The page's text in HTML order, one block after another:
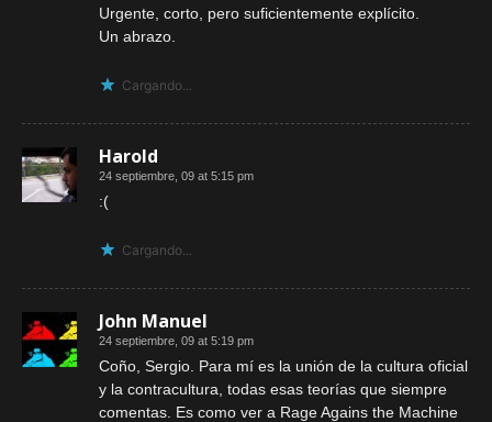
Urgente, corto, pero suficientemente explícito.
Un abrazo.
Cargando...
Harold
24 septiembre, 09 at 5:15 pm
:(
Cargando...
John Manuel
24 septiembre, 09 at 5:19 pm
Coño, Sergio. Para mí es la unión de la cultura oficial
y la contracultura, todas esas teorías que siempre
comentas. Es como ver a Rage Agains the Machine